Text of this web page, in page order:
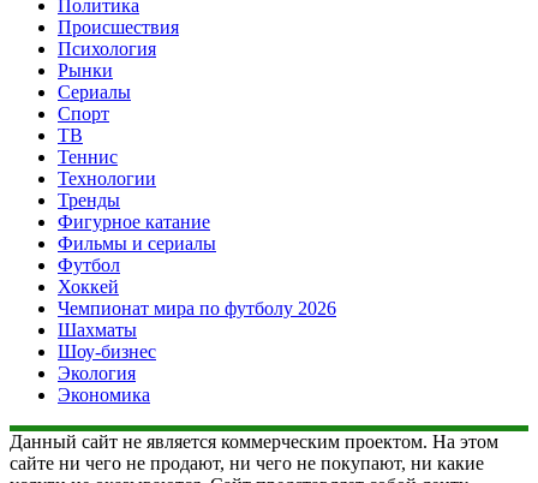
Политика
Происшествия
Психология
Рынки
Сериалы
Спорт
ТВ
Теннис
Технологии
Тренды
Фигурное катание
Фильмы и сериалы
Футбол
Хоккей
Чемпионат мира по футболу 2026
Шахматы
Шоу-бизнес
Экология
Экономика
Данный сайт не является коммерческим проектом. На этом
сайте ни чего не продают, ни чего не покупают, ни какие